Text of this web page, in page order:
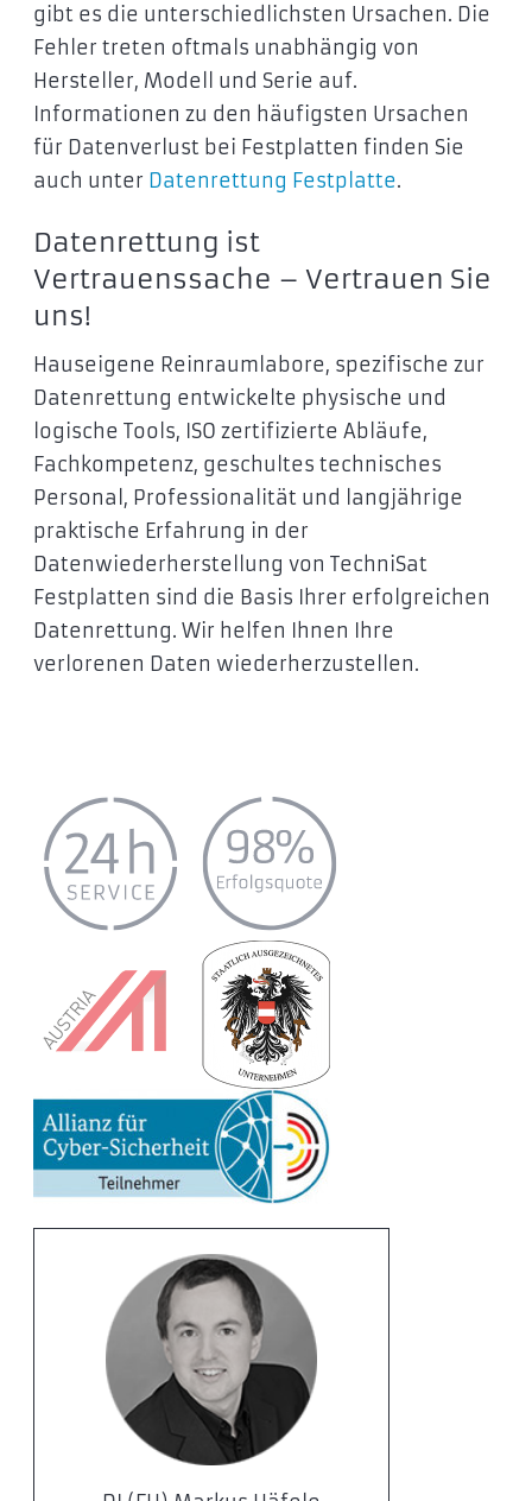
gibt es die unterschiedlichsten Ursachen. Die
Fehler treten oftmals unabhängig von
Hersteller, Modell und Serie auf.
Informationen zu den häufigsten Ursachen
für Datenverlust bei Festplatten finden Sie
auch unter Datenrettung Festplatte.
Datenrettung ist
Vertrauenssache – Vertrauen Sie
uns!
Hauseigene Reinraumlabore, spezifische zur
Datenrettung entwickelte physische und
logische Tools, ISO zertifizierte Abläufe,
Fachkompetenz, geschultes technisches
Personal, Professionalität und langjährige
praktische Erfahrung in der
Datenwiederherstellung von TechniSat
Festplatten sind die Basis Ihrer erfolgreichen
Datenrettung. Wir helfen Ihnen Ihre
verlorenen Daten wiederherzustellen.